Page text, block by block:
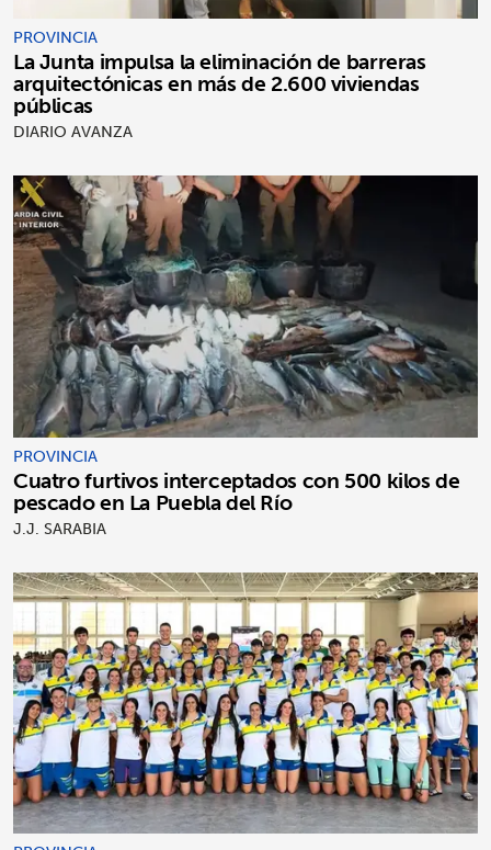
PROVINCIA
La Junta impulsa la eliminación de barreras
arquitectónicas en más de 2.600 viviendas
públicas
DIARIO AVANZA
PROVINCIA
Cuatro furtivos interceptados con 500 kilos de
pescado en La Puebla del Río
J.J. SARABIA